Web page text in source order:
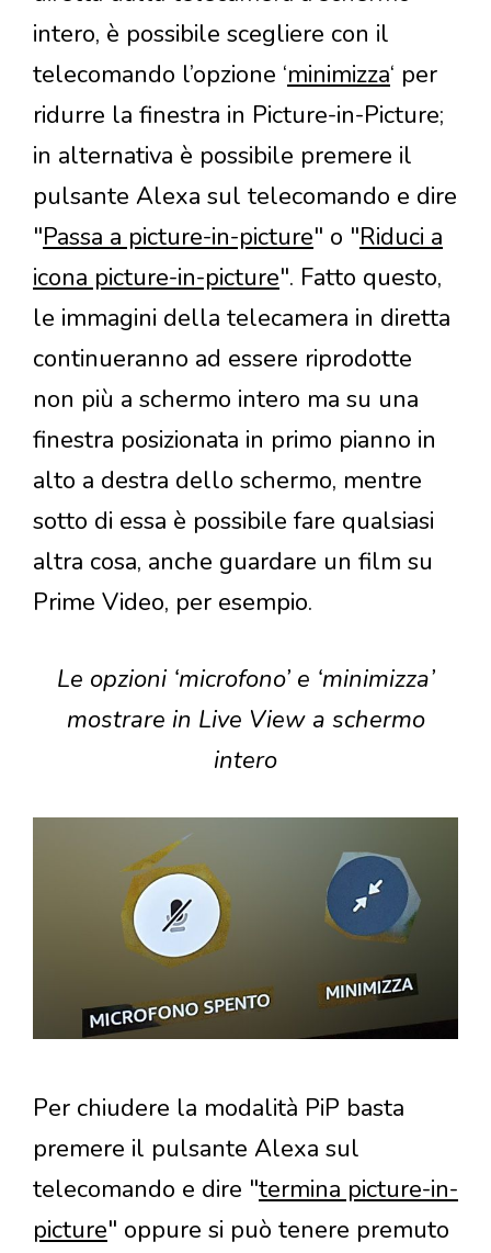
intero, è possibile scegliere con il
telecomando l’opzione ‘minimizza‘ per
ridurre la finestra in Picture-in-Picture;
in alternativa è possibile premere il
pulsante Alexa sul telecomando e dire
"Passa a picture-in-picture" o "Riduci a
icona picture-in-picture". Fatto questo,
le immagini della telecamera in diretta
continueranno ad essere riprodotte
non più a schermo intero ma su una
finestra posizionata in primo pianno in
alto a destra dello schermo, mentre
sotto di essa è possibile fare qualsiasi
altra cosa, anche guardare un film su
Prime Video, per esempio.
Le opzioni ‘microfono’ e ‘minimizza’
mostrare in Live View a schermo
intero
Per chiudere la modalità PiP basta
premere il pulsante Alexa sul
telecomando e dire "termina picture-in-
picture" oppure si può tenere premuto